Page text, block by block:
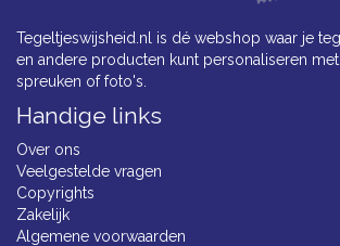
Tegeltjeswijsheid.nl is dé webshop waar je
en andere producten kunt personaliseren met
spreuken of foto's.
Handige links
Over ons
Veelgestelde vragen
Copyrights
Zakelijk
Algemene voorwaarden